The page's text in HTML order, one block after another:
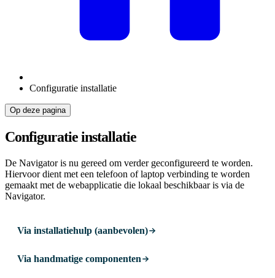
Configuratie installatie
Op deze pagina
Configuratie installatie
De Navigator is nu gereed om verder geconfigureerd te worden.
Hiervoor dient met een telefoon of laptop verbinding te worden
gemaakt met de webapplicatie die lokaal beschikbaar is via de
Navigator.
Via installatiehulp (aanbevolen)
Via handmatige componenten